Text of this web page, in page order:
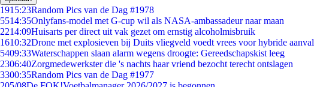
1915:23Random Pics van de Dag #1978
5514:35Onlyfans-model met G-cup wil als NASA-ambassadeur naar maan
2214:09Huisarts per direct uit vak gezet om ernstig alcoholmisbruik
1610:32Drone met explosieven bij Duits vliegveld voedt vrees voor hybride aanval
5409:33Waterschappen slaan alarm wegens droogte: Gereedschapskist leeg
2306:40Zorgmedewerkster die 's nachts haar vriend bezocht terecht ontslagen
3300:35Random Pics van de Dag #1977